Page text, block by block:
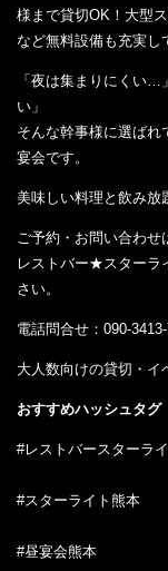
様まで貸切OK！大型
など無料設備も充実し
「夜は集まりにくい…
い」
そんな幹事様に選ば
宴会です。
美味しい料理と飲み放
ご予約・お問い合わせ
レストバー★スターラ
さい。
電話問合せ：090-
大人数向けの貸切・イ
おすすめハッシュタグ
#レストバースターラ
#スターライト熊本
#昼宴会熊本